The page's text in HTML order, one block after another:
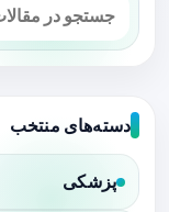
دسته‌های منتخب
پزشکی